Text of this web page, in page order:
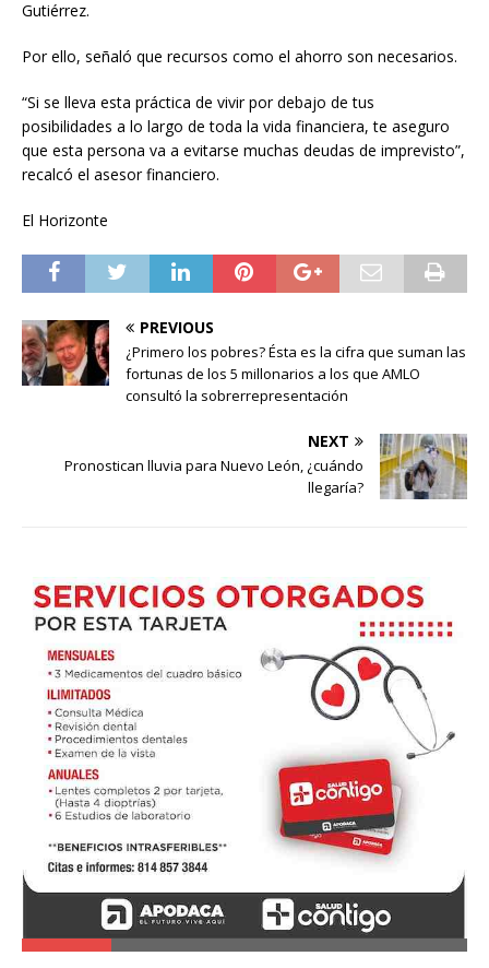
Gutiérrez.
Por ello, señaló que recursos como el ahorro son necesarios.
“Si se lleva esta práctica de vivir por debajo de tus
posibilidades a lo largo de toda la vida financiera, te aseguro
que esta persona va a evitarse muchas deudas de imprevisto”,
recalcó el asesor financiero.
El Horizonte
PREVIOUS
¿Primero los pobres? Ésta es la cifra que suman las
fortunas de los 5 millonarios a los que AMLO
consultó la sobrerrepresentación
NEXT
Pronostican lluvia para Nuevo León, ¿cuándo
llegaría?